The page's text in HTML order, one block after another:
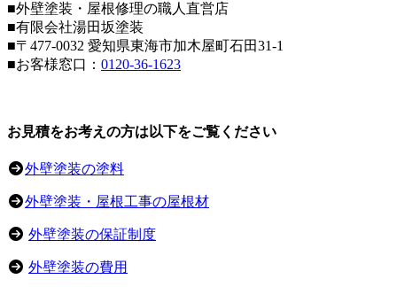
■外壁塗装・屋根修理の職人直営店
■有限会社湯田坂塗装
■〒 477-0032 愛知県東海市加木屋町石田31-1
■お客様窓口： 0120-36-1623
お見積をお考えの方は以下をご覧ください
外壁塗装の塗料
外壁塗装・屋根工事の屋根材
外壁塗装の保証制度
外壁塗装の費用